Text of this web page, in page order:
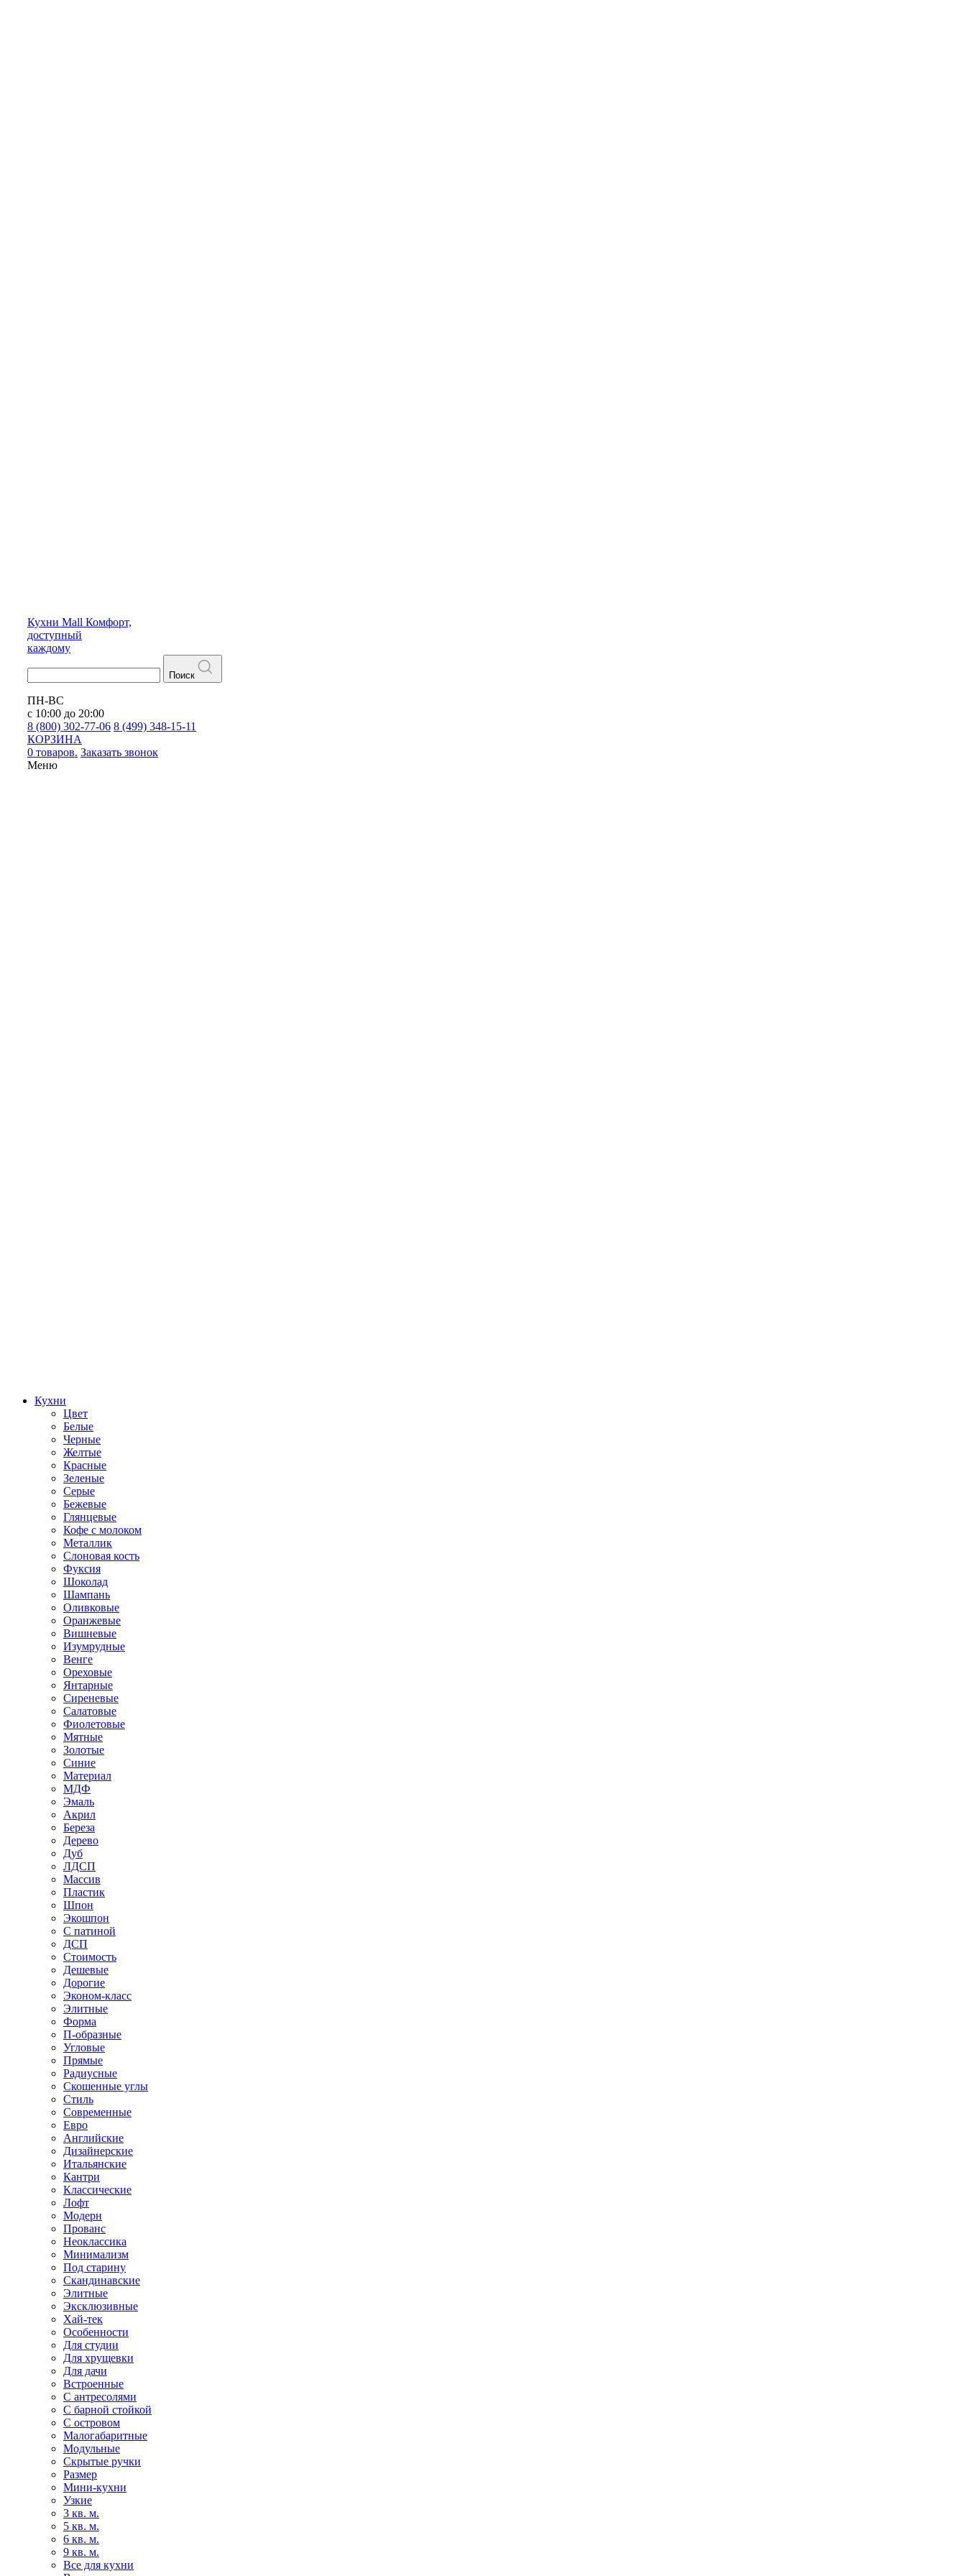
Кухни Mall Комфорт,
доступный
каждому
Поиск
ПН-ВС
с 10:00 до 20:00
8 (800) 302-77-06 8 (499) 348-15-11
КОРЗИНА
0 товаров. Заказать звонок
Меню
Кухни
Цвет
Белые
Черные
Желтые
Красные
Зеленые
Серые
Бежевые
Глянцевые
Кофе с молоком
Металлик
Слоновая кость
Фуксия
Шоколад
Шампань
Оливковые
Оранжевые
Вишневые
Изумрудные
Венге
Ореховые
Янтарные
Сиреневые
Салатовые
Фиолетовые
Мятные
Золотые
Синие
Материал
МДФ
Эмаль
Акрил
Береза
Дерево
Дуб
ЛДСП
Массив
Пластик
Шпон
Экошпон
С патиной
ДСП
Стоимость
Дешевые
Дорогие
Эконом-класс
Элитные
Форма
П-образные
Угловые
Прямые
Радиусные
Скошенные углы
Стиль
Современные
Евро
Английские
Дизайнерские
Итальянские
Кантри
Классические
Лофт
Модерн
Прованс
Неоклассика
Минимализм
Под старину
Скандинавские
Элитные
Эксклюзивные
Хай-тек
Особенности
Для студии
Для хрущевки
Для дачи
Встроенные
С антресолями
С барной стойкой
С островом
Малогабаритные
Модульные
Скрытые ручки
Размер
Мини-кухни
Узкие
3 кв. м.
5 кв. м.
6 кв. м.
9 кв. м.
Все для кухни